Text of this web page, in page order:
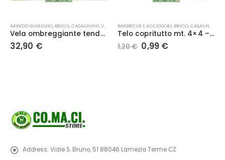
,VIVIAMO GLI ESTERNI
BARBECUE E ACCESSORI,BRICO,CASALINGHI VIVI LA TUA CASA,VIVIAMO GLI ESTERNI
Telo copritutto mt. 4×4 – Keyman
1,20€ Il
0,99
PISCINE
Marten tricloro 90% 1kg | cloro effervescente a lenta dissoluzione pastiglie 200 gr
7,50 €
Address: Viale S. Bruno, 51 88046 Lamezia Terme CZ